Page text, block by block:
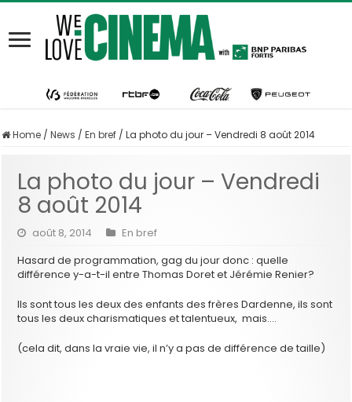
Home / News / En bref / La photo du jour – Vendredi 8 août 2014
La photo du jour – Vendredi
8 août 2014
août 8, 2014
En bref
Hasard de programmation, gag du jour donc : quelle
différence y-a-t-il entre Thomas Doret et Jérémie Renier?
Ils sont tous les deux des enfants des frères Dardenne, ils sont
tous les deux charismatiques et talentueux, mais….
(cela dit, dans la vraie vie, il n’y a pas de différence de taille)